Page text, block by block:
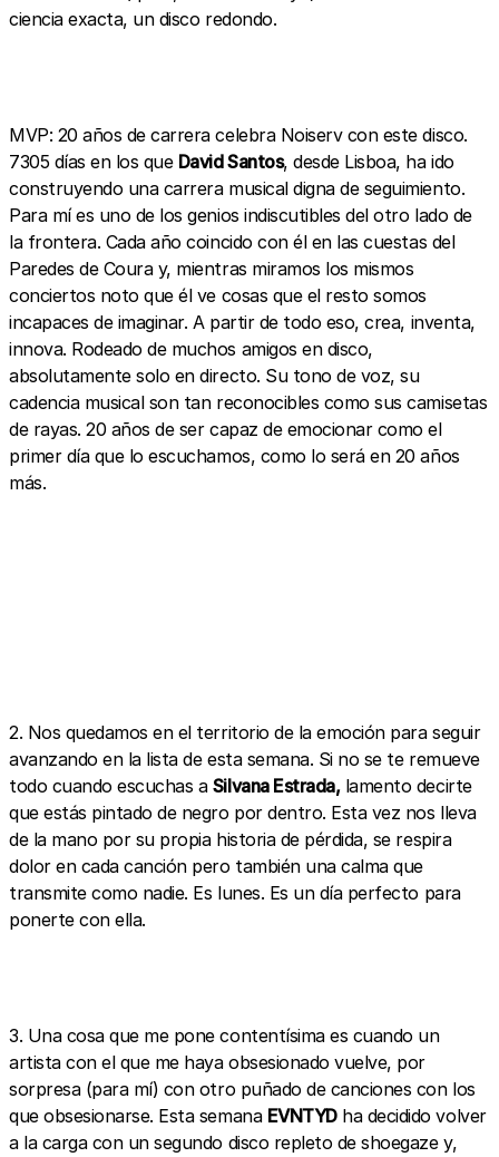
ciencia exacta, un disco redondo.
MVP: 20 años de carrera celebra Noiserv con este disco.
7305 días en los que David Santos, desde Lisboa, ha ido
construyendo una carrera musical digna de seguimiento.
Para mí es uno de los genios indiscutibles del otro lado de
la frontera. Cada año coincido con él en las cuestas del
Paredes de Coura y, mientras miramos los mismos
conciertos noto que él ve cosas que el resto somos
incapaces de imaginar. A partir de todo eso, crea, inventa,
innova. Rodeado de muchos amigos en disco,
absolutamente solo en directo. Su tono de voz, su
cadencia musical son tan reconocibles como sus camisetas
de rayas. 20 años de ser capaz de emocionar como el
primer día que lo escuchamos, como lo será en 20 años
más.
2. Nos quedamos en el territorio de la emoción para seguir
avanzando en la lista de esta semana. Si no se te remueve
todo cuando escuchas a Silvana Estrada,lamento decirte
que estás pintado de negro por dentro. Esta vez nos lleva
de la mano por su propia historia de pérdida, se respira
dolor en cada canción pero también una calma que
transmite como nadie. Es lunes. Es un día perfecto para
ponerte con ella.
3. Una cosa que me pone contentísima es cuando un
artista con el que me haya obsesionado vuelve, por
sorpresa (para mí) con otro puñado de canciones con los
que obsesionarse. Esta semana EVNTYDha decidido volver
a la carga con un segundo disco repleto de shoegaze y,